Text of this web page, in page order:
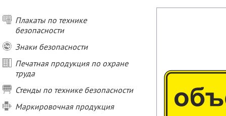
Плакаты по технике
безопасности
Знаки безопасности
Печатная продукция по охране
труда
Стенды по технике безопасности
Маркировочная продукция